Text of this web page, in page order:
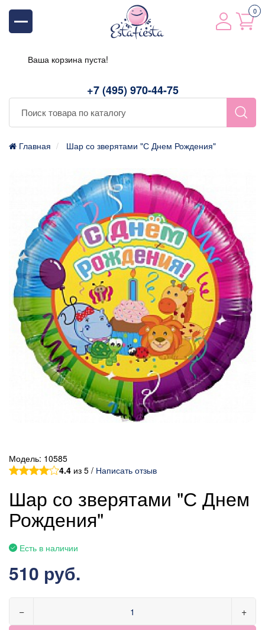
+7 (495) 970-44-75
0
Ваша корзина пуста!
Главная Шар со зверятами "С Днем Рождения"
Модель: 10585
4.4 из 5 / Написать отзыв
Шар со зверятами "С Днем
Рождения"
Есть в наличии
510 руб.
− +